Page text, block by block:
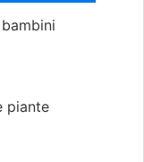
piante